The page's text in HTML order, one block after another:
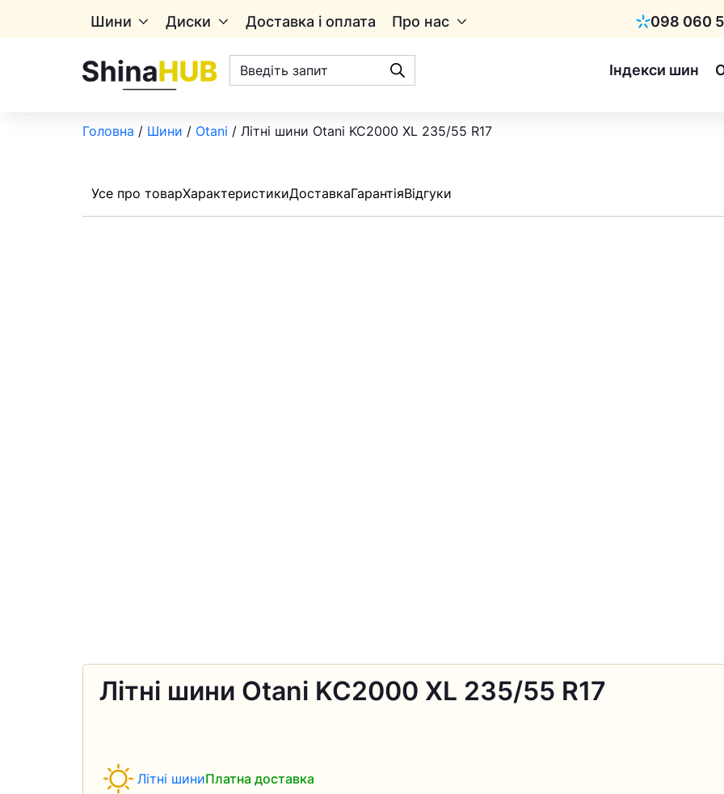
Шини Диски Доставка і оплата Про нас 098 060
Київстар
Пошук
товарів
Індекси шин
Головна / Шини / Otani / Літні шини Otani KC2000 XL 235/55 R17
Усе про товарХарактеристикиДоставкаГарантіяВідгуки
Літні шини Otani KC2000 XL 235/55 R17
Літні шиниПлатна доставка